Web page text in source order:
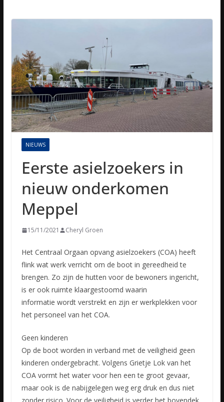
NIEUWS
Eerste asielzoekers in
nieuw onderkomen
Meppel
15/11/2021 Cheryl Groen
Het Centraal Orgaan opvang asielzoekers (COA) heeft
flink wat werk verricht om de boot in gereedheid te
brengen. Zo zijn de hutten voor de bewoners ingericht,
is er ook ruimte klaargestoomd waarin
informatie wordt verstrekt en zijn er werkplekken voor
het personeel van het COA.
Geen kinderen
Op de boot worden in verband met de veiligheid geen
kinderen ondergebracht. Volgens Grietje Lok van het
COA vormt het water voor hen een te groot gevaar,
maar ook is de nabijgelegen weg erg druk en dus niet